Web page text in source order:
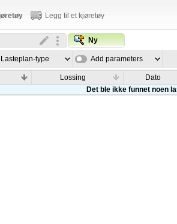
Legg til et kjøretøy
Ny
Lasteplan-type Add parameters
Lossing
Dato
Det ble ikke funnet noen